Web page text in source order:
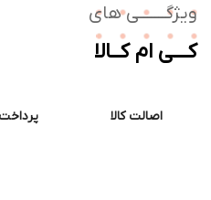
های
ام کــالا
اصالت کالا پرداخت امن